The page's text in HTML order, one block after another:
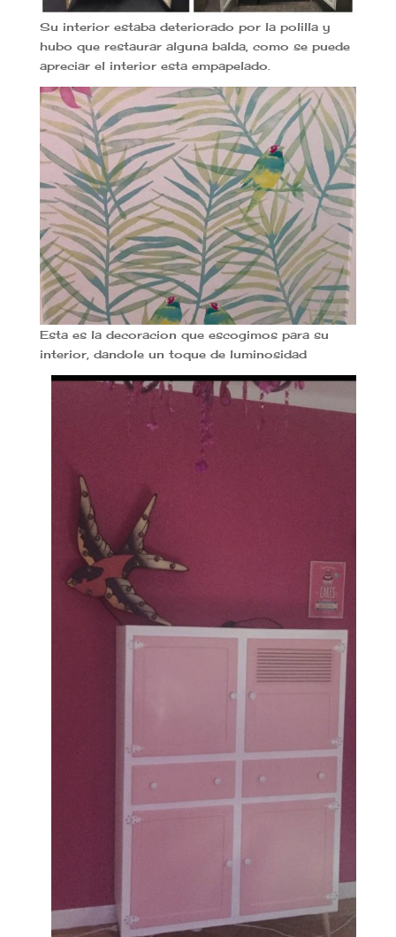
Su interior estaba deteriorado por la polilla y
hubo que restaurar alguna balda, como se puede
apreciar el interior esta empapelado.
Esta es la decoracion que escogimos para su
interior, dandole un toque de luminosidad